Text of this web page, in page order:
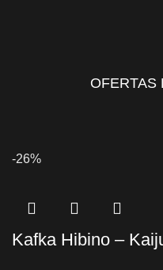
OFERTAS
-26%
Kafka Hibino –